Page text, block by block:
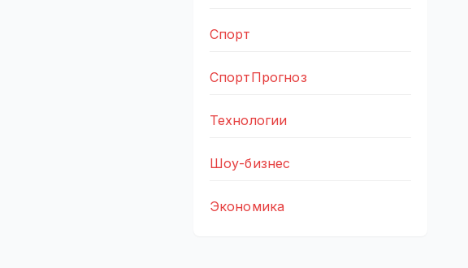
Спорт
СпортПрогноз
Технологии
Шоу-бизнес
Экономика